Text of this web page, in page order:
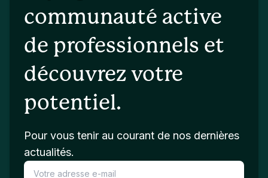
communauté active
de professionnels et
découvrez votre
potentiel.
Pour vous tenir au courant de nos dernières
actualités.